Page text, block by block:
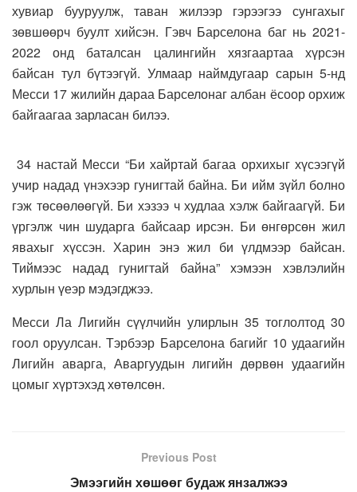
хувиар бууруулж, таван жилээр гэрээгээ сунгахыг
зөвшөөрч буулт хийсэн. Гэвч Барселона баг нь 2021-
2022 онд баталсан цалингийн хязгаартаа хүрсэн
байсан тул бүтээгүй. Улмаар наймдугаар сарын 5-нд
Месси 17 жилийн дараа Барселонаг албан ёсоор орхиж
байгаагаа зарласан билээ.
34 настай Месси “Би хайртай багаа орхихыг хүсээгүй
учир надад үнэхээр гунигтай байна. Би ийм зүйл болно
гэж төсөөлөөгүй. Би хэзээ ч худлаа хэлж байгаагүй. Би
үргэлж чин шударга байсаар ирсэн. Би өнгөрсөн жил
явахыг хүссэн. Харин энэ жил би үлдмээр байсан.
Тиймээс надад гунигтай байна” хэмээн хэвлэлийн
хурлын үеэр мэдэгджээ.
Месси Ла Лигийн сүүлчийн улирлын 35 тоглолтод 30
гоол оруулсан. Тэрбээр Барселона багийг 10 удаагийн
Лигийн аварга, Аваргуудын лигийн дөрвөн удаагийн
цомыг хүртэхэд хөтөлсөн.
Previous Post
Эмээгийн хөшөөг будаж янзалжээ